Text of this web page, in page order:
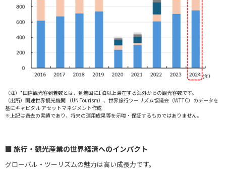
（注）*国際観光客到着数とは、到着国に1泊以上滞在する海外からの観光客数です。
（出所）国連世界観光機関 （UN Tourism）、世界旅行ツーリズム協議会（WTTC）のデータを
基にキャピタル アセットマネジメント作成
※上記は過去の実績であり、将来の運用成果等を示唆・保証するものではありません。
■ 旅行・観光産業の世界経済へのインパクト
グローバル・ツーリズムの魅力は高い成長力です。